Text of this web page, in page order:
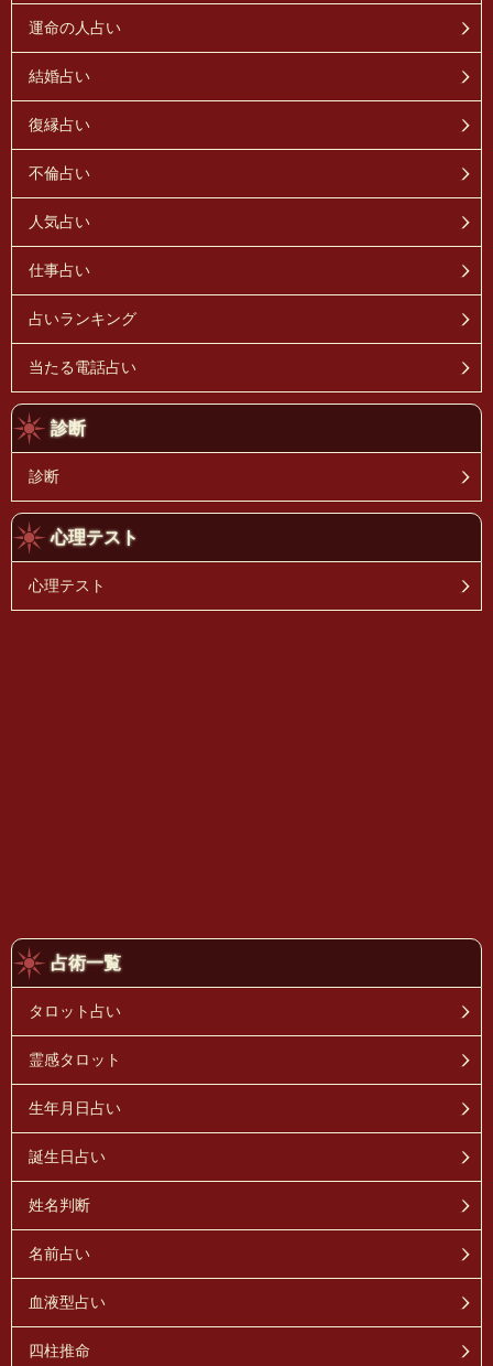
運命の人占い
結婚占い
復縁占い
不倫占い
人気占い
仕事占い
占いランキング
当たる電話占い
診断
診断
心理テスト
心理テスト
占術一覧
タロット占い
霊感タロット
生年月日占い
誕生日占い
姓名判断
名前占い
血液型占い
四柱推命